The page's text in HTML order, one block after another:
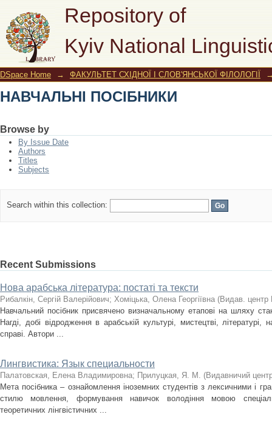
Repository of
Kyiv National
НАВЧАЛЬНІ ПОСІБНИКИ
DSpace Home → ФАКУЛЬТЕТ СХІДНОЇ І СЛОВ'ЯНСЬКОЇ ФІЛОЛОГІЇ
НАВЧАЛЬНІ ПОСІБНИКИ
Browse by
By Issue Date
Authors
Titles
Subjects
Search within this collection:
Recent Submissions
Нова арабська література: постаті та тексти
Рибалкін, Сергій Валерійович; Хоміцька, Олена Георгіївна (Видав. центр
Навчальний посібник присвячено визначальному етапові на шляху
Нагді, добі відродження в арабській культурі, мистецтві, літературі,
справі. Автори ...
Лингвистика: Язык специальности
Палатовская, Елена Владимировна; Прилуцкая, Я. М. (Видавничий
Мета посібника – ознайомлення іноземних студентів з лексичними і
стилю мовлення, формування навичок володіння мовою
теоретичних лінгвістичних ...